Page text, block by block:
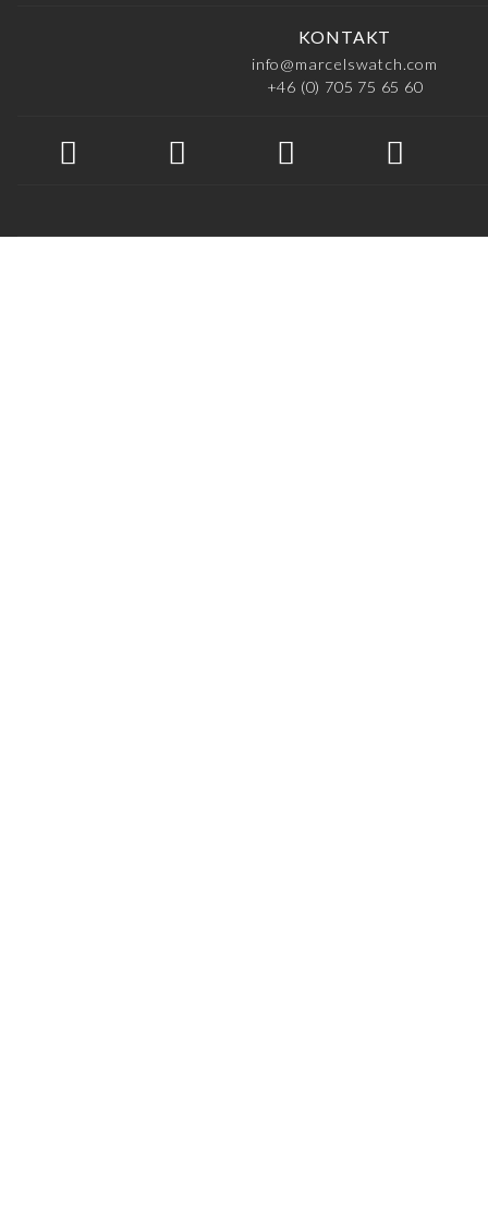
KONTAKT
info@marcelswatch.com
+46 (0) 705 75 65 60